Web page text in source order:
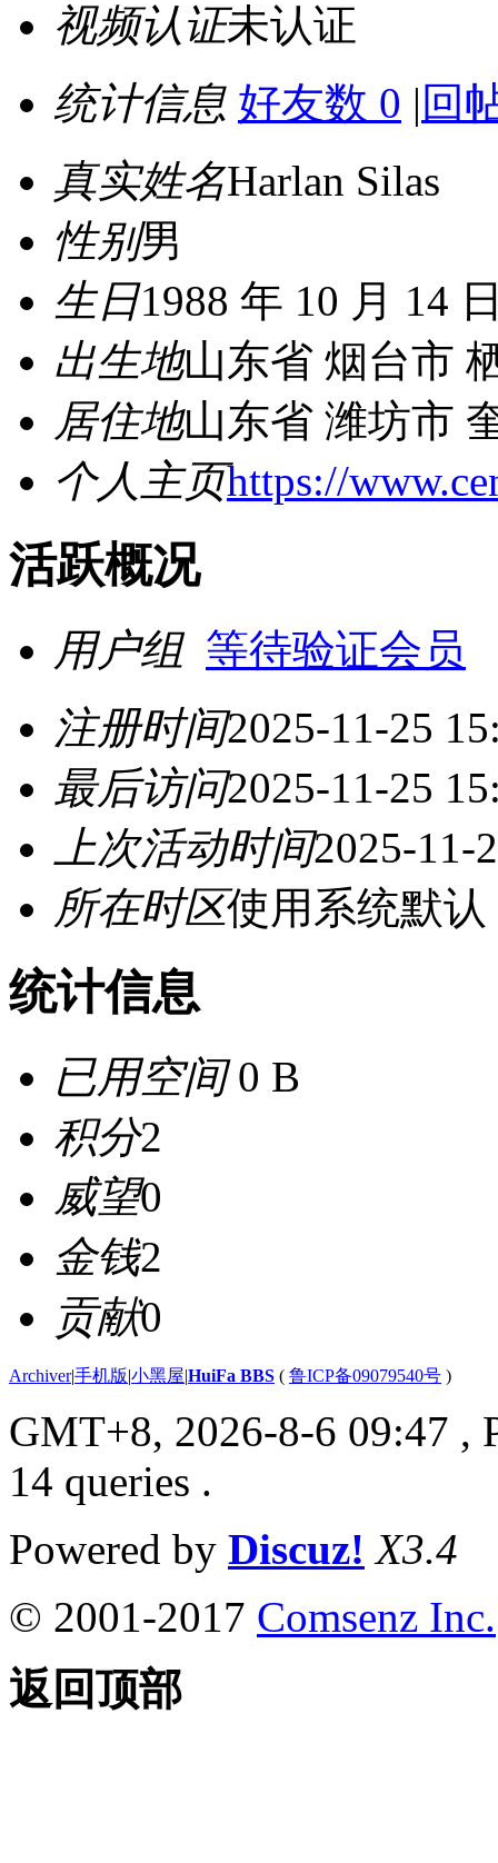
视频认证未认证
统计信息 好友数 0 | 回
真实姓名Harlan Silas
性别男
生日1988 年 10 月 14
出生地山东省 烟台市
居住地山东省 潍坊市
个人主页https://
活跃概况
用户组 等待验证会员
注册时间2025-11-25
最后访问2025-11-25
上次活动时间2025-11-
所在时区使用系统默认
统计信息
已用空间0 B
积分2
威望0
金钱2
贡献0
Archiver|手机版|小黑屋|HuiFa BBS ( 鲁ICP备09079540号 )
GMT+8, 2026-8-6 09:47 ,
14 queries .
Powered by Discuz! X3.4
© 2001-2017 Comsenz Inc.
返回顶部